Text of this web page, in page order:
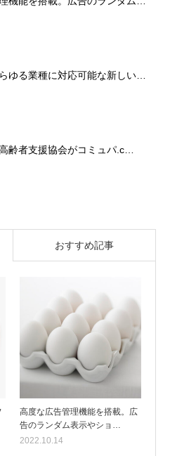
ゆる業種に対応可能な新しい…
齢者支援協会がコミュパ.c…
おすすめ記事
高度な広告管理機能を搭載。広
告のランダム表示やショ…
2022.10.14